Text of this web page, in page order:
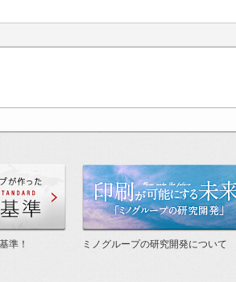
作った世界基準
準！ ミノグループの研究開発について